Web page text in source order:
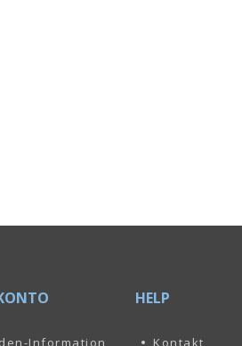
Information
HELP
Kontakt